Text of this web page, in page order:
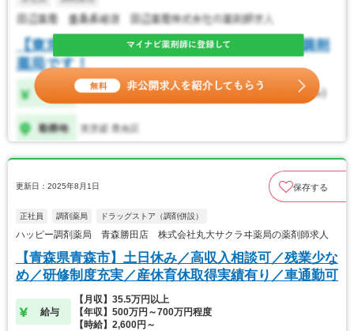
更新日：2025年8月1日 保存する
正社員 調剤薬局 ドラッグストア（調剤併設）
ハッピー調剤薬局 青森勝田店 株式会社丸大サクラヰ薬局の薬剤師求人
【青森県青森市】土日休み／高収入相談可／残業少な
め／研修制度充実／産休育休取得実績有り／車通勤可
給与
【月収】35.5万円以上
【年収】500万円～700万円程度
【時給】2,600円～